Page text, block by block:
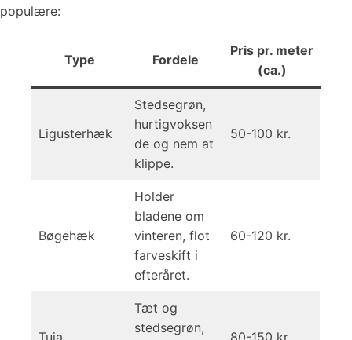
populære:
Type Fordele
Pris pr. meter
(ca.)
Ligusterhæk
Stedsegrøn,
hurtigvoksen
de og nem at
klippe.
50-100 kr.
Bøgehæk
Holder
bladene om
vinteren, flot
farveskift i
efteråret.
60-120 kr.
Tuja
Tæt og
stedsegrøn,
80-150 kr.